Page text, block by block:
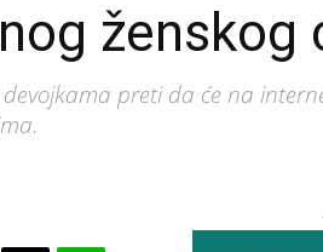
ženskog
preti da će na